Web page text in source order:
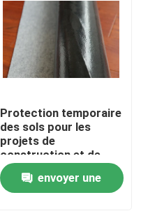
Protection temporaire
des sols pour les
projets de
construction et de
rénovation
envoyer une